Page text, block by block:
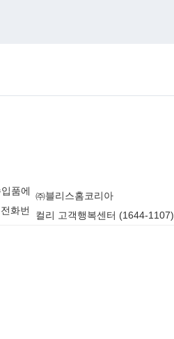
품에 ㈜블리스홈코리아
화번
컬리 고객행복센터 (1644-1107)